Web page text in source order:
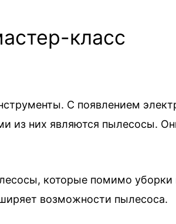
класс
С появлением
из них являются пылесосы.
которые помимо уборки
возможности пылесоса.